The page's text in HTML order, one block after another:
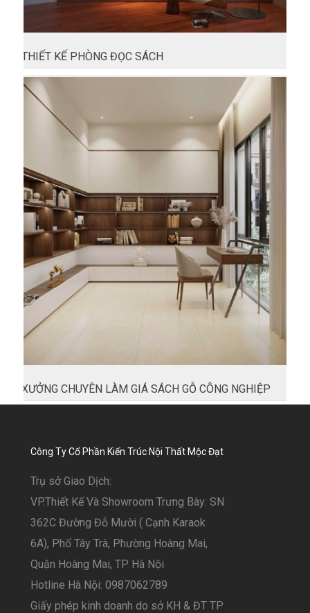
THIẾT KẾ PHÒNG ĐỌC SÁCH
XƯỞNG CHUYÊN LÀM GIÁ SÁCH GỖ CÔNG NGHIỆP
Công Ty Cổ Phần Kiến Trúc Nội Thất Mộc Đạt
Trụ sở Giao Dịch:
VP.Thiết Kế Và Showroom Trưng Bày: SN
362C Đường Đỗ Mười ( Cạnh Karaok
6A), Phố Tây Trà, Phường Hoàng Mai,
Quận Hoàng Mai, TP Hà Nội
Hotline Hà Nội: 0987062789
Giấy phép kinh doanh do sở KH & ĐT TP